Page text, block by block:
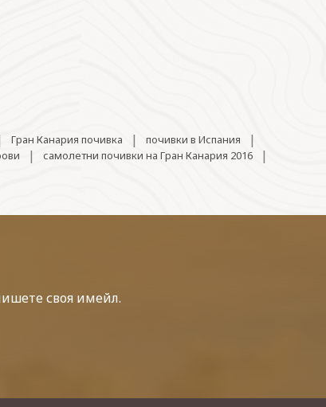
Гран Канария почивка | почивки в Испания |
| самолетни почивки на Гран Канария 2016 |
своя имейл.